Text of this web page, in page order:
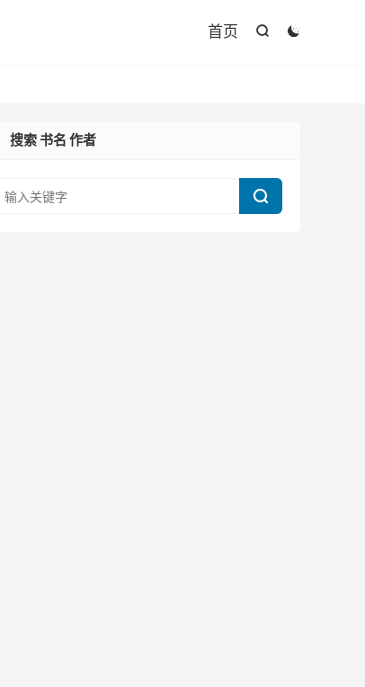


首页
搜索 书名 作者
